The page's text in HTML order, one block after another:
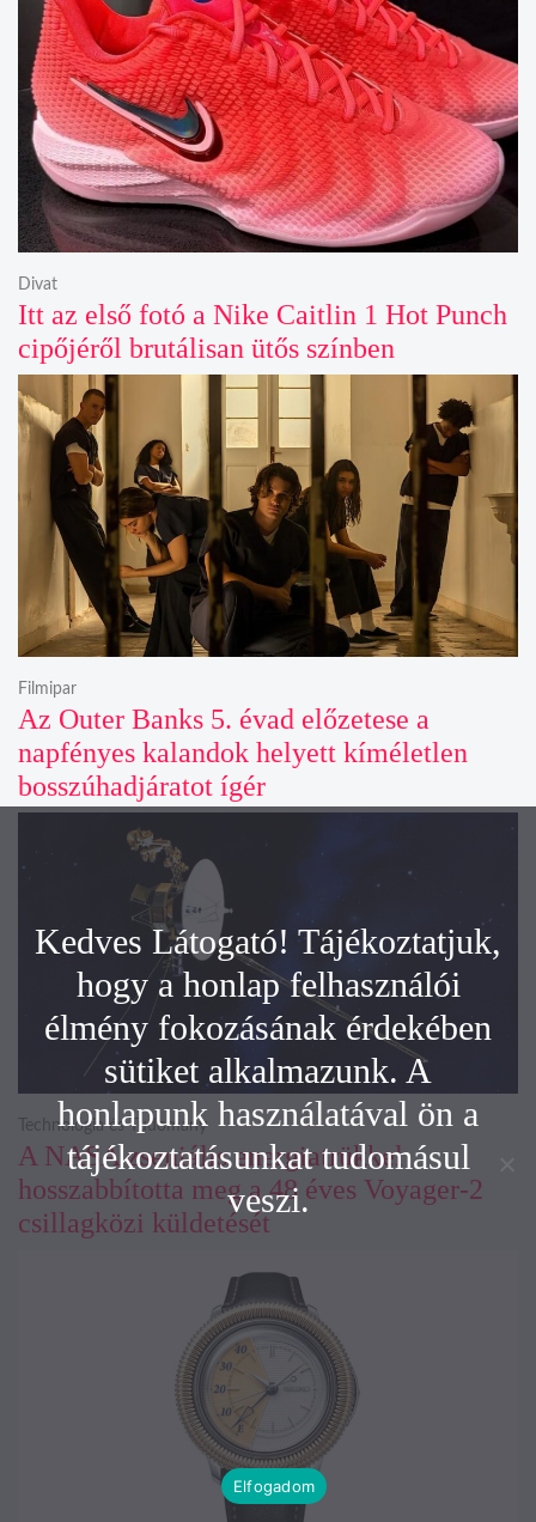
Itt az első fotó a Nike Caitlin 1 Hot Punch
cipőjéről brutálisan ütős színben
Divat
Az Outer Banks 5. évad előzetese a
napfényes kalandok helyett kíméletlen
bosszúhadjáratot ígér
Filmipar
A NASA zseniális energiatrükkel
hosszabbította meg a 48 éves Voyager-2
csillagközi küldetését
Technológia és Tudomány
Kedves Látogató! Tájékoztatjuk,
hogy a honlap felhasználói
élmény fokozásának érdekében
sütiket alkalmazunk. A
honlapunk használatával ön a
tájékoztatásunkat tudomásul
veszi.
Elfogadom